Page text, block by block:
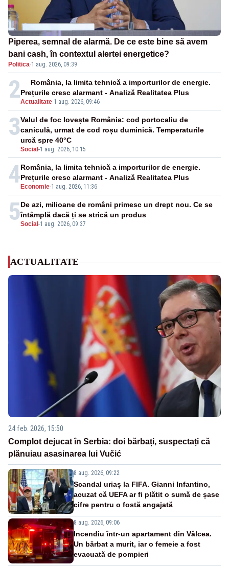
Piperea, semnal de alarmă. De ce este bine să avem
bani cash, în contextul alertei energetice?
Politica·1 aug. 2026, 09:39
2Actualitate-1 aug. 2026, 09:46
România, la limita tehnică a importurilor de energie.
Prețurile cresc alarmant - Analiză Realitatea Plus
3
Social -1 aug. 2026, 10:15
Valul de foc lovește România: cod portocaliu de
caniculă, urmat de cod roșu duminică. Temperaturile
urcă spre 40°C
4 Economie-1 aug. 2026, 11:36
România, la limita tehnică a importurilor de energie.
Prețurile cresc alarmant - Analiză Realitatea Plus
5Social -1 aug. 2026, 09:37
De azi, milioane de români primesc un drept nou. Ce se
întâmplă dacă ți se strică un produs
ACTUALITATE
24 feb. 2026, 15:50
Complot dejucat în Serbia: doi bărbați, suspectați că
plănuiau asasinarea lui Vučić
8 aug. 2026, 09:22
Scandal uriaș la FIFA. Gianni Infantino,
acuzat că UEFA ar fi plătit o sumă de șase
cifre pentru o fostă angajată
8 aug. 2026, 09:06
Incendiu într-un apartament din Vâlcea.
Un bărbat a murit, iar o femeie a fost
evacuată de pompieri